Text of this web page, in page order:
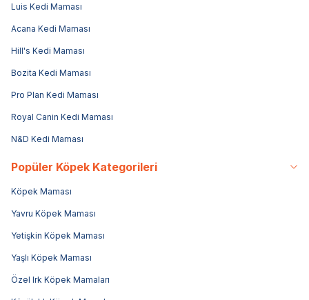
Luis Kedi Maması
Acana Kedi Maması
Hill's Kedi Maması
Bozita Kedi Maması
Pro Plan Kedi Maması
Royal Canin Kedi Maması
N&D Kedi Maması
Popüler Köpek Kategorileri
Köpek Maması
Yavru Köpek Maması
Yetişkin Köpek Maması
Yaşlı Köpek Maması
Özel Irk Köpek Mamaları